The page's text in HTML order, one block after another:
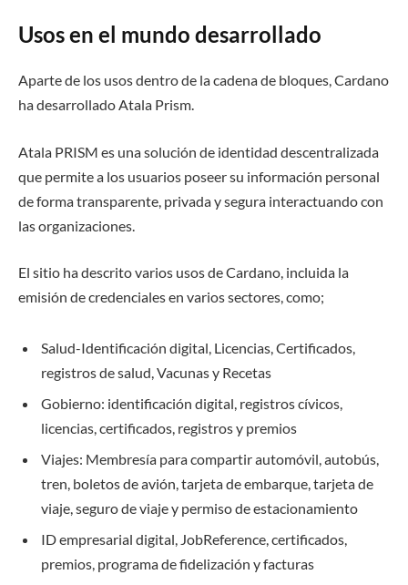
Usos en el mundo desarrollado
Aparte de los usos dentro de la cadena de bloques, Cardano
ha desarrollado Atala Prism.
Atala PRISM es una solución de identidad descentralizada
que permite a los usuarios poseer su información personal
de forma transparente, privada y segura interactuando con
las organizaciones.
El sitio ha descrito varios usos de Cardano, incluida la
emisión de credenciales en varios sectores, como;
Salud-Identificación digital, Licencias, Certificados,
registros de salud, Vacunas y Recetas
Gobierno: identificación digital, registros cívicos,
licencias, certificados, registros y premios
Viajes: Membresía para compartir automóvil, autobús,
tren, boletos de avión, tarjeta de embarque, tarjeta de
viaje, seguro de viaje y permiso de estacionamiento
ID empresarial digital, JobReference, certificados,
premios, programa de fidelización y facturas